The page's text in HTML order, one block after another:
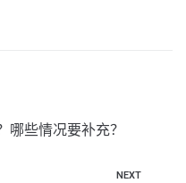
哪些情况要补充？
NEXT